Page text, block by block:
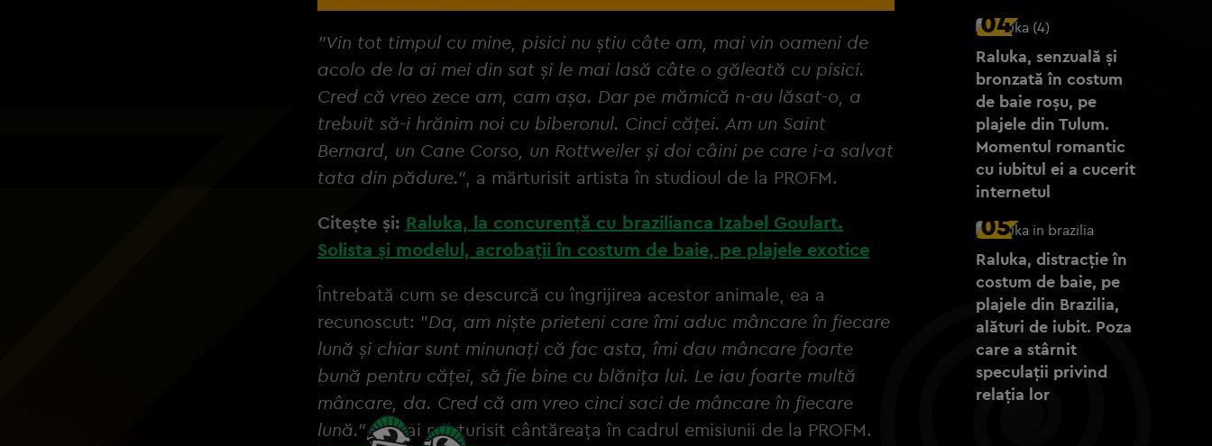
”Vin tot timpul cu mine, pisici nu știu câte am, mai vin oameni de
acolo de la ai mei din sat și le mai lasă câte o găleată cu pisici.
Cred că vreo zece am, cam așa. Dar pe mămică n-au lăsat-o, a
trebuit să-i hrănim noi cu biberonul. Cinci căței. Am un Saint
Bernard, un Cane Corso, un Rottweiler și doi câini pe care i-a salvat
tata din pădure.”, a mărturisit artista în studioul de la PROFM.
Citește și: Raluka, la concurență cu brazilianca Izabel Goulart.
Solista și modelul, acrobații în costum de baie, pe plajele exotice
Întrebată cum se descurcă cu îngrijirea acestor animale, ea a
recunoscut: ”Da, am niște prieteni care îmi aduc mâncare în fiecare
lună și chiar sunt minunați că fac asta, îmi dau mâncare foarte
bună pentru căței, să fie bine cu blănița lui. Le iau foarte multă
mâncare, da. Cred că am vreo cinci saci de mâncare în fiecare
lună.”, a mai mărturisit cântăreața în cadrul emisiunii de la PROFM.
04
Raluka, senzuală și
bronzată în costum
de baie roșu, pe
plajele din Tulum.
Momentul romantic
cu iubitul ei a cucerit
internetul
05
Raluka, distracție în
costum de baie, pe
plajele din Brazilia,
alături de iubit. Poza
care a stârnit
speculații privind
relația lor